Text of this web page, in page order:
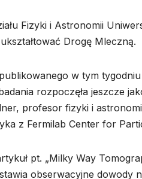
Fizyki i Astronomii
Drogę Mleczną.
w tym
rozpoczęła jeszcze
profesor fizyki i
z Fermilab Center for
pt. „Milky Way
obserwacyjne